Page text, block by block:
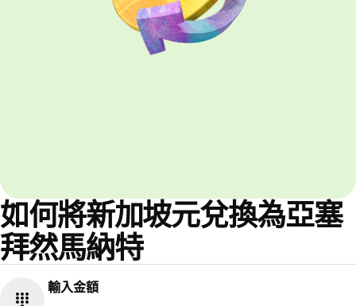
如何將新加坡元兌換為亞塞
拜然馬納特
輸入金額